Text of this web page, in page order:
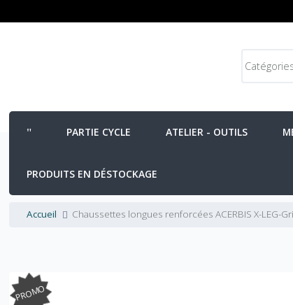
PARTIE CYCLE ATELIER - OUTILS
PRODUITS EN DÉSTOCKAGE
Accueil Chaussettes longues renforcées ACERBIS X-LEG-
PROMO